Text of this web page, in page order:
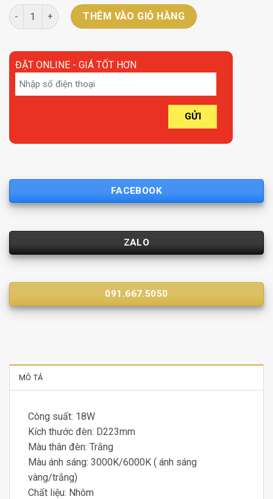
Đèn ốp panel nổi Blight 18W-Tròn số lượng
THÊM VÀO GIỎ HÀNG
ĐẶT ONLINE - GIÁ TỐT HƠN
FACEBOOK
ZALO
091.667.5050
MÔ TẢ
Công suất: 18W
Kích thước đèn: D223mm
Màu thân đèn: Trắng
Màu ánh sáng: 3000K/6000K ( ánh sáng
vàng/trắng)
Chất liệu: Nhôm